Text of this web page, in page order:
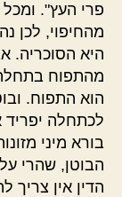
פרי העץ".
מהחיפוי, לכן
היא הסוכריה.
מהתפוח
הוא התפוח.
לכתחלה יפריד
בורא מיני
הבוטן, שהרי
הדין אין צריך